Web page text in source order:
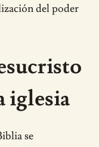
del poder
iglesia
se